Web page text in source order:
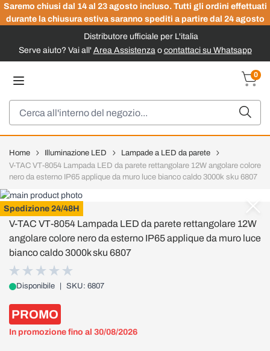
Saremo chiusi dal 14 al 23 agosto incluso. Tutti gli ordini effettuati
durante la chiusura estiva saranno spediti a partire dal 24 agosto
Distributore ufficiale per L'italia
Serve aiuto? Vai all' Area Assistenzao contattaci su Whatsapp
0
Home Illuminazione LED
Lampade a LED da parete
V-TAC VT-8054 Lampada LED da parete rettangolare 12W angolare colore
nero da esterno IP65 applique da muro luce bianco caldo 3000k sku 6807
Spedizione 24/48H
V-TAC
V-TAC VT-8054 Lampada LED da parete rettangolare 12W
angolare colore nero da esterno IP65 applique da muro luce
bianco caldo 3000k sku 6807
Disponibile SKU: 6807
PROMO
In promozione fino al 30/08/2026